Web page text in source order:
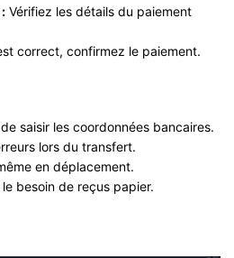
Vérifiez les détails du paiement
correct, confirmez le paiement.
saisir les coordonnées bancaires.
lors du transfert.
en déplacement.
le besoin de reçus papier.